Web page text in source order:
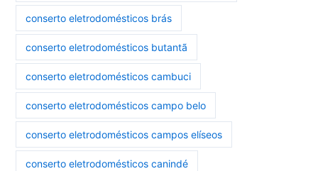
conserto eletrodomésticos brás
conserto eletrodomésticos butantã
conserto eletrodomésticos cambuci
conserto eletrodomésticos campo belo
conserto eletrodomésticos campos elíseos
conserto eletrodomésticos canindé